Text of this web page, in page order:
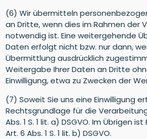
(6) Wir übermitteln
an Dritte, wenn dies im Rahmen der
notwendig ist. Eine weitergehende
Daten erfolgt nicht bzw. nur dann,
Übermittlung ausdrücklich
Weitergabe Ihrer Daten an Dritte
Einwilligung, etwa zu Zwecken der
(7) Soweit Sie uns eine Einwilligung
Rechtsgrundlage für die
Abs. 1 S. 1 lit. a) DSGVO. Im Übrigen
Art. 6 Abs. 1 S. 1 lit. b) DSGVO.